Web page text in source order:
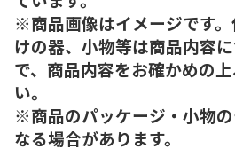
※商品画像はイメージです
けの器、小物等は商品内容
で、商品内容をお確かめの
い。
※商品のパッケージ・小物
なる場合があります。